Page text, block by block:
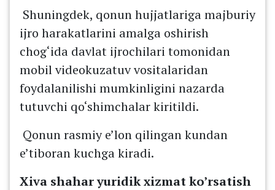
Shuningdek, qonun hujjatlariga majburiy
ijro harakatlarini amalga oshirish
chog‘ida davlat ijrochilari tomonidan
mobil videokuzatuv vositalaridan
foydalanilishi mumkinligini nazarda
tutuvchi qo‘shimchalar kiritildi.
Qonun rasmiy e’lon qilingan kundan
e’tiboran kuchga kiradi.
Xiva shahar yuridik xizmat ko’rsatish